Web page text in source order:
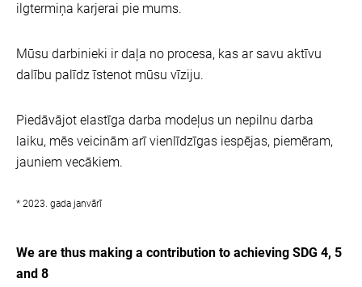
ilgtermiņa karjerai pie mums.
Mūsu darbinieki ir daļa no procesa, kas ar savu aktīvu
dalību palīdz īstenot mūsu vīziju.
Piedāvājot elastīga darba modeļus un nepilnu darba
laiku, mēs veicinām arī vienlīdzīgas iespējas, piemēram,
jauniem vecākiem.
* 2023. gada janvārī
We are thus making a contribution to achieving SDG 4, 5
and 8